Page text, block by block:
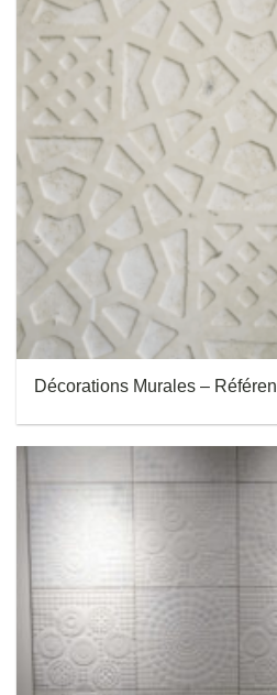
Décorations Murales –